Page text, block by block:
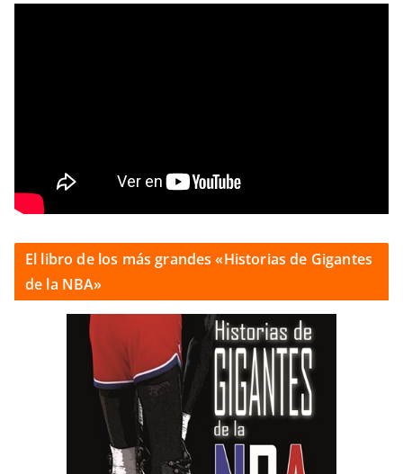
El libro de los más grandes «Historias de Gigantes
de la NBA»